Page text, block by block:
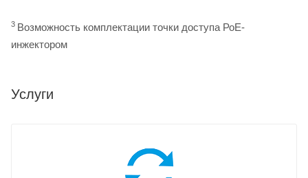
3 Возможность комплектации точки доступа РоЕ-
инжектором
Услуги